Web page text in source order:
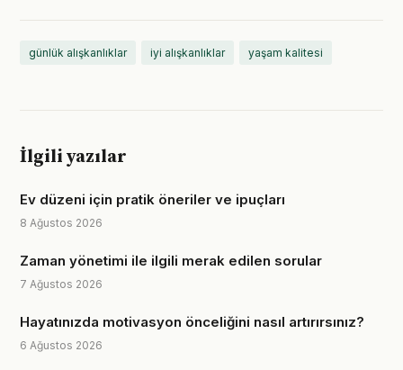
günlük alışkanlıklar iyi alışkanlıklar yaşam kalitesi
İlgili yazılar
Ev düzeni için pratik öneriler ve ipuçları
8 Ağustos 2026
Zaman yönetimi ile ilgili merak edilen sorular
7 Ağustos 2026
Hayatınızda motivasyon önceliğini nasıl artırırsınız?
6 Ağustos 2026